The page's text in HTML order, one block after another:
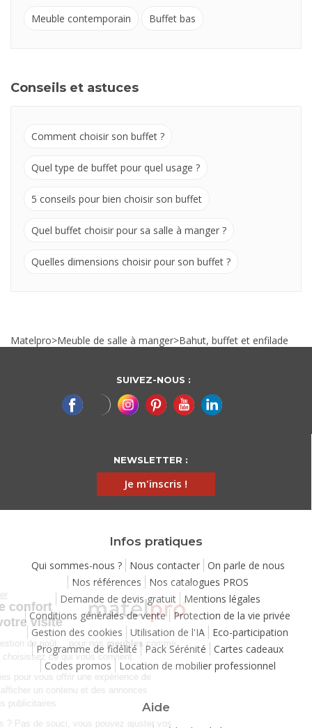
Meuble contemporain Buffet bas
Conseils et astuces
Comment choisir son buffet ?
Quel type de buffet pour quel usage ?
5 conseils pour bien choisir son buffet
Quel buffet choisir pour sa salle à manger ?
Quelles dimensions choisir pour son buffet ?
Matelpro>Meuble de salle à manger>Bahut, buffet et enfilade
SUIVEZ-NOUS :
NEWSLETTER :
Je m'inscris !
Infos pratiques
Qui sommes-nous ? Nous contacter
On parle de nous
Nos références
Nos catalogues PROS
Demande de devis gratuit
Mentions légales
Conditions générales de vente Protection de la vie privée
Gestion des cookies
Utilisation de l'IA
Eco-participation
Programme de fidélité
Pack Sérénité
Cartes cadeaux
Codes promos
Location de mobilier professionnel
Aide
Continuer sans accepter
Chez Matelpro, le confort
commence dès votre visite
Le confort , c'est une question de goût… pour nosmeubles
comme
pour nos cookies ! Vous choisissez ce qui vous convient.
Nous utilisons des cookies pour vous offrir une expérience de
navigation moelleuse et afficher un contenu et des annonces
personnalisées à des fins publicitaires
Besoin de changer d’avis ? Pas de souci, vous pouvez ajuster vos